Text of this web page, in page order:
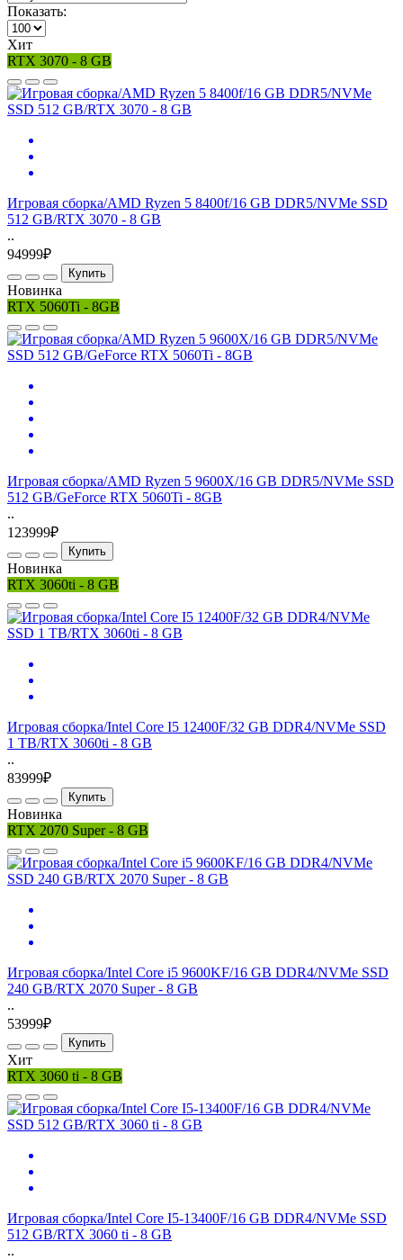
Показать:
Хит
RTX 3070 - 8 GB
Игровая сборка/AMD Ryzen 5 8400f/16 GB DDR5/NVMe SSD
512 GB/RTX 3070 - 8 GB
..
94999₽
Купить
Новинка
RTX 5060Ti - 8GB
Игровая сборка/AMD Ryzen 5 9600X/16 GB DDR5/NVMe SSD
512 GB/GeForce RTX 5060Ti - 8GB
..
123999₽
Купить
Новинка
RTX 3060ti - 8 GB
Игровая сборка/Intel Core I5 12400F/32 GB DDR4/NVMe SSD
1 TB/RTX 3060ti - 8 GB
..
83999₽
Купить
Новинка
RTX 2070 Super - 8 GB
Игровая сборка/Intel Core i5 9600KF/16 GB DDR4/NVMe SSD
240 GB/RTX 2070 Super - 8 GB
..
53999₽
Купить
Хит
RTX 3060 ti - 8 GB
Игровая сборка/Intel Core I5-13400F/16 GB DDR4/NVMe SSD
512 GB/RTX 3060 ti - 8 GB
..